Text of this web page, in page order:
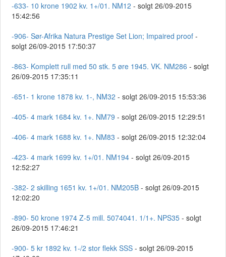
-633- 10 krone 1902 kv. 1+/01. NM12 - solgt 26/09-2015
15:42:56
-906- Sør-Afrika Natura Prestige Set Lion; Impaired proof -
solgt 26/09-2015 17:50:37
-863- Komplett rull med 50 stk. 5 øre 1945. VK. NM286 - solgt
26/09-2015 17:35:11
-651- 1 krone 1878 kv. 1-, NM32 - solgt 26/09-2015 15:53:36
-405- 4 mark 1684 kv. 1+. NM79 - solgt 26/09-2015 12:29:51
-406- 4 mark 1688 kv. 1+. NM83 - solgt 26/09-2015 12:32:04
-423- 4 mark 1699 kv. 1+/01. NM194 - solgt 26/09-2015
12:52:27
-382- 2 skilling 1651 kv. 1+/01. NM205B - solgt 26/09-2015
12:02:20
-890- 50 krone 1974 Z-5 mill. 5074041. 1/1+. NPS35 - solgt
26/09-2015 17:46:21
-900- 5 kr 1892 kv. 1-/2 stor flekk SSS - solgt 26/09-2015